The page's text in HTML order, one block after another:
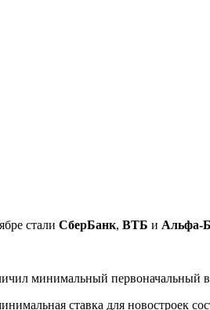
стали СберБанк, ВТБ и Альфа-
минимальный первоначальный
ставка для новостроек